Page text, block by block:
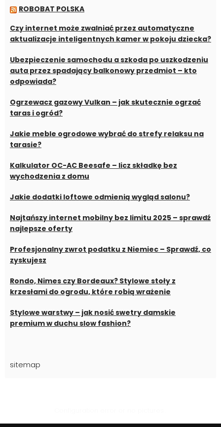
ROBOBAT POLSKA
Czy internet może zwalniać przez automatyczne
aktualizacje inteligentnych kamer w pokoju dziecka?
Ubezpieczenie samochodu a szkoda po uszkodzeniu
auta przez spadający balkonowy przedmiot – kto
odpowiada?
Ogrzewacz gazowy Vulkan – jak skutecznie ogrzać
taras i ogród?
Jakie meble ogrodowe wybrać do strefy relaksu na
tarasie?
Kalkulator OC-AC Beesafe – licz składkę bez
wychodzenia z domu
Jakie dodatki loftowe odmienią wygląd salonu?
Najtańszy internet mobilny bez limitu 2025 – sprawdź
najlepsze oferty
Profesjonalny zwrot podatku z Niemiec – Sprawdź, co
zyskujesz
Rondo, Nimes czy Bordeaux? Stylowe stoły z
krzesłami do ogrodu, które robią wrażenie
Stylowe warstwy – jak nosić swetry damskie
premium w duchu slow fashion?
sitemap